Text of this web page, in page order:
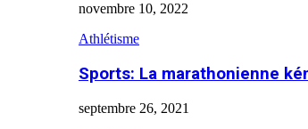
novembre 10, 2022
Athlétisme
Sports: La marathonienne
septembre 26, 2021